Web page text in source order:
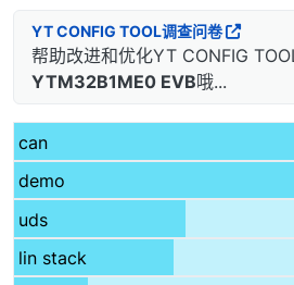
YT CONFIG TOOL调查问卷
帮助改进和优化YT CONFIG
YTM32B1ME0 EVB哦...
can
demo
uds
lin stack